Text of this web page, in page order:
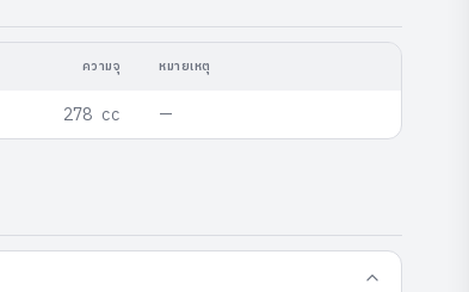
ความจุ หมายเหตุ
278 cc —